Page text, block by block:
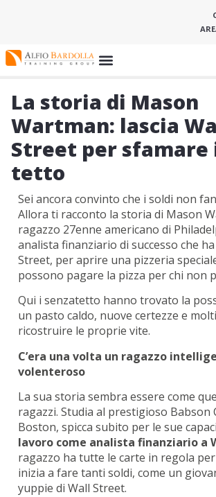
La storia di Mason
Wartman: lascia
Street per sfamare
tetto
Sei ancora convinto che i soldi non
Allora ti racconto la storia di Mason
ragazzo 27enne americano di
analista finanziario di successo che
Street, per aprire una pizzeria
possono pagare la pizza per chi non
Qui i senzatetto hanno trovato la
un pasto caldo, nuove certezze e
ricostruire le proprie vite.
C’era una volta un ragazzo
volenteroso
La sua storia sembra essere come
ragazzi. Studia al prestigioso Babson
Boston, spicca subito per le sue
lavoro come analista finanziario a
ragazzo ha tutte le carte in regola
inizia a fare tanti soldi, come un
yuppie di Wall Street.